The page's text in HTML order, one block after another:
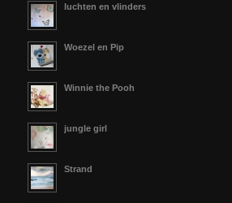
luchten en vlinders
Woezel en Pip
Winnie the Pooh
jungle girl
Strand